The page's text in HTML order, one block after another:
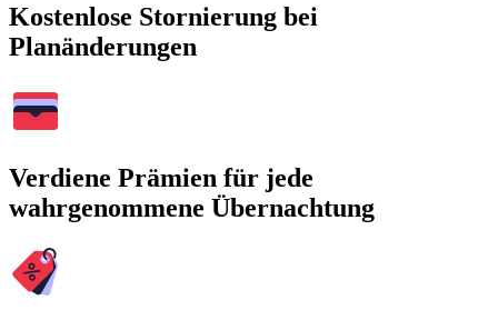
Kostenlose Stornierung bei
Planänderungen
Verdiene Prämien für jede
wahrgenommene Übernachtung